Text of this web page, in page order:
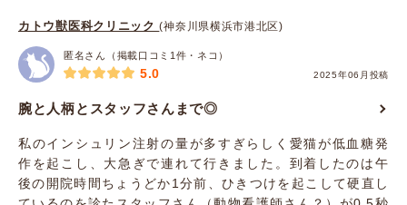
カトウ獣医科クリニック(神奈川県横浜市港北区)
匿名さん（掲載口コミ1件・ネコ）
2025年06月投稿
5.0
腕と人柄とスタッフさんまで◎
私のインシュリン注射の量が多すぎらしく愛猫が低血糖発
作を起こし、大急ぎで連れて行きました。到着したのは午
後の開院時間ちょうどか1分前、ひきつけを起こして硬直し